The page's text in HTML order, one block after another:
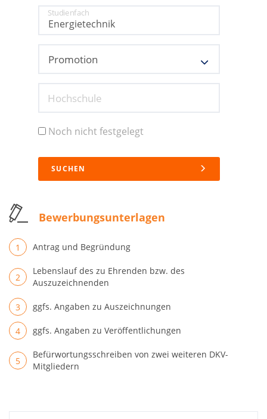
Studienfach
Hochschule
Noch nicht festgelegt
SUCHEN
Bewerbungsunterlagen
Antrag und Begründung
Lebenslauf des zu Ehrenden bzw. des
Auszuzeichnenden
ggfs. Angaben zu Auszeichnungen
ggfs. Angaben zu Veröffentlichungen
Befürwortungsschreiben von zwei weiteren DKV-
Mitgliedern